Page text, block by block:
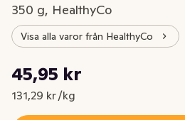
350 g, HealthyCo
Visa alla varor från HealthyCo
Nuvarande pris är: 45,95 kr
45,95 kr
131,29 kr /kg
Styckpris: 131,29 kr /kg